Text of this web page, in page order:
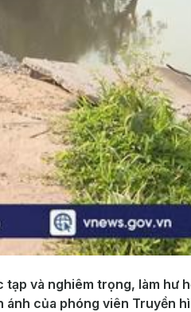
tạp và nghiêm trọng, làm hư
ánh của phóng viên Truyền